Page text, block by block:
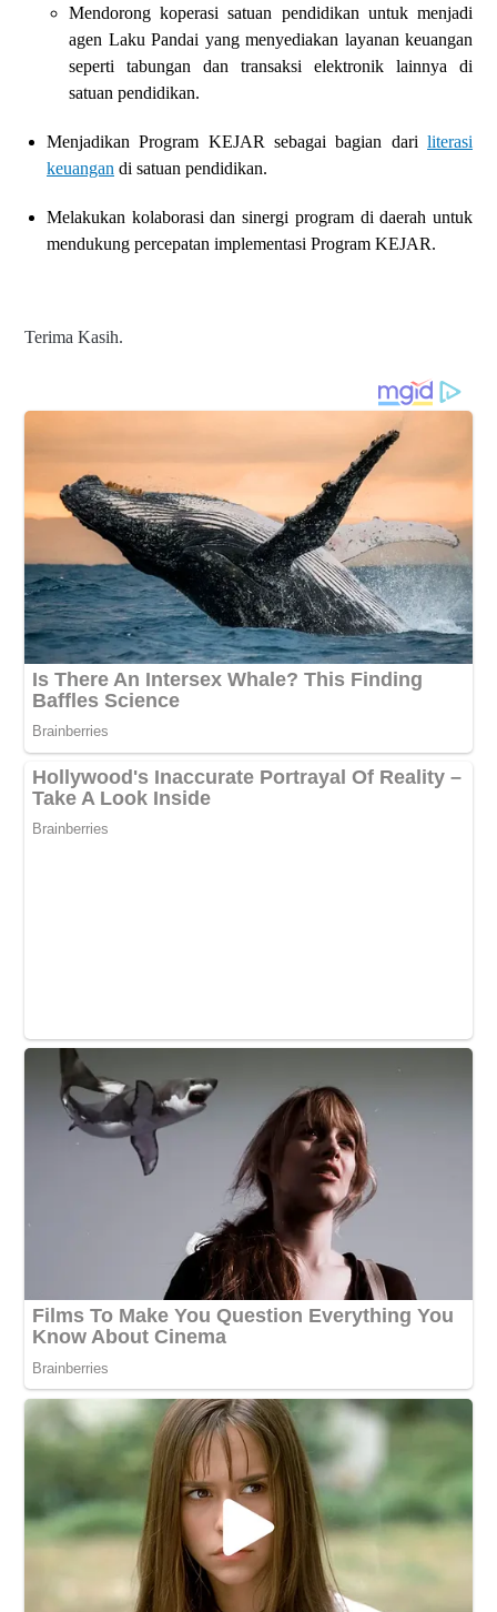
Mendorong koperasi satuan pendidikan untuk menjadi
agen Laku Pandai yang menyediakan layanan keuangan
seperti tabungan dan transaksi elektronik lainnya di
satuan pendidikan.
Menjadikan Program KEJAR sebagai bagian dari literasi
keuangan di satuan pendidikan.
Melakukan kolaborasi dan sinergi program di daerah untuk
mendukung percepatan implementasi Program KEJAR.
Terima Kasih.